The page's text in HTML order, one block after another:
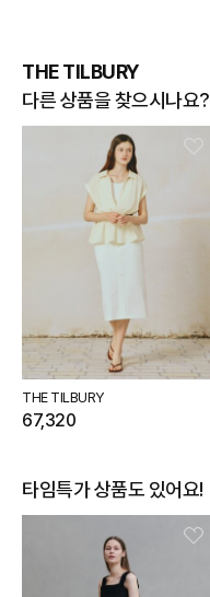
THE TILBURY
다른 상품을 찾으시나요?
THE TILBURY
67,320
타임특가 상품도 있어요!